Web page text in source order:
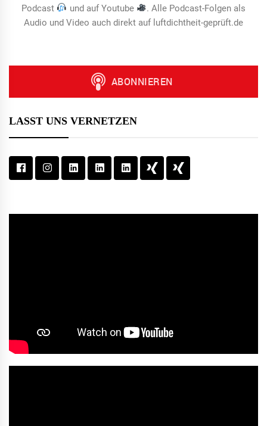
Podcast
und auf Youtube
. Alle Podcast-Folgen als
Audio und Video auch direkt auf luftdichtheit-geprüft.de
LASST UNS VERNETZEN